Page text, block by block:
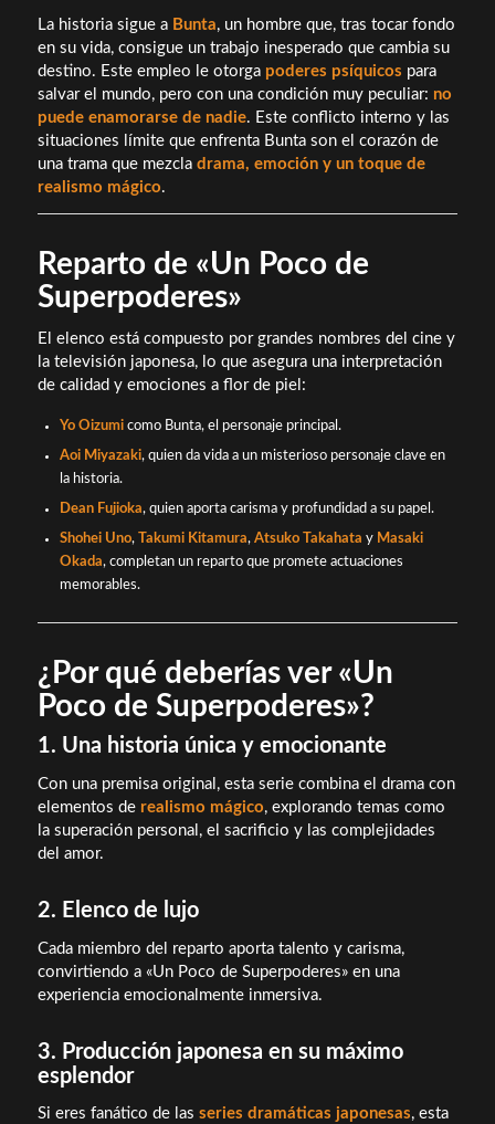
La historia sigue a Bunta, un hombre que, tras tocar fondo
en su vida, consigue un trabajo inesperado que cambia su
destino. Este empleo le otorga poderes psíquicos para
salvar el mundo, pero con una condición muy peculiar: no
puede enamorarse de nadie. Este conflicto interno y las
situaciones límite que enfrenta Bunta son el corazón de
una trama que mezcla drama, emoción y un toque de
realismo mágico.
Reparto de «Un Poco de
Superpoderes»
El elenco está compuesto por grandes nombres del cine y
la televisión japonesa, lo que asegura una interpretación
de calidad y emociones a flor de piel:
Yo Oizumicomo Bunta, el personaje principal.
Aoi Miyazaki, quien da vida a un misterioso personaje clave en
la historia.
Dean Fujioka, quien aporta carisma y profundidad a su papel.
Shohei Uno, Takumi Kitamura, Atsuko Takahata y Masaki
Okada, completan un reparto que promete actuaciones
memorables.
¿Por qué deberías ver «Un
Poco de Superpoderes»?
1. Una historia única y emocionante
Con una premisa original, esta serie combina el drama con
elementos de realismo mágico, explorando temas como
la superación personal, el sacrificio y las complejidades
del amor.
2. Elenco de lujo
Cada miembro del reparto aporta talento y carisma,
convirtiendo a «Un Poco de Superpoderes» en una
experiencia emocionalmente inmersiva.
3. Producción japonesa en su máximo
esplendor
Si eres fanático de las series dramáticas japonesas, esta